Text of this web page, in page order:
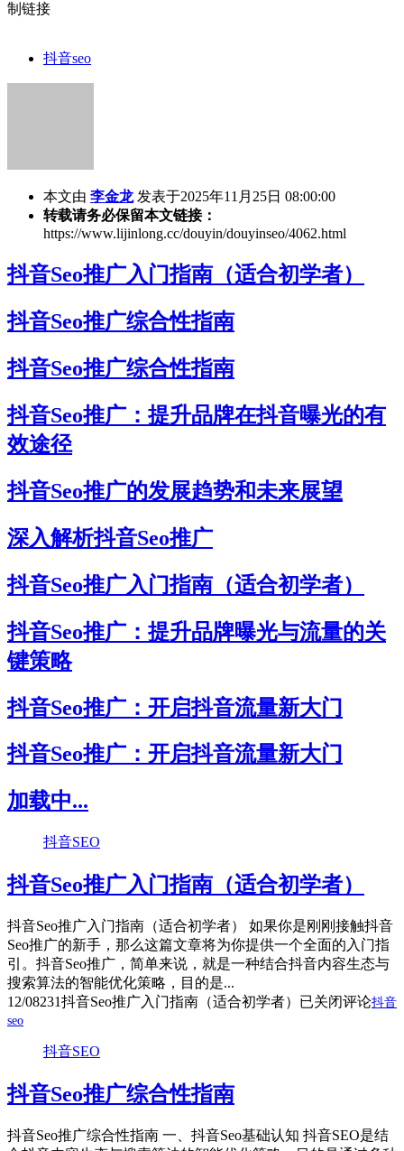
制链接
抖音seo
本文由 李金龙 发表于2025年11月25日 08:00:00
转载请务必保留本文链接：
https://www.lijinlong.cc/douyin/douyinseo/4062.html
抖音Seo推广入门指南（适合初学者）
抖音Seo推广综合性指南
抖音Seo推广综合性指南
抖音Seo推广：提升品牌在抖音曝光的有
效途径
抖音Seo推广的发展趋势和未来展望
深入解析抖音Seo推广
抖音Seo推广入门指南（适合初学者）
抖音Seo推广：提升品牌曝光与流量的关
键策略
抖音Seo推广：开启抖音流量新大门
抖音Seo推广：开启抖音流量新大门
加载中...
抖音SEO
抖音Seo推广入门指南（适合初学者）
抖音Seo推广入门指南（适合初学者） 如果你是刚刚接触抖音
Seo推广的新手，那么这篇文章将为你提供一个全面的入门指
引。抖音Seo推广，简单来说，就是一种结合抖音内容生态与
搜索算法的智能优化策略，目的是...
12/08231抖音Seo推广入门指南（适合初学者） 已关闭评论抖音
seo
抖音SEO
抖音Seo推广综合性指南
抖音Seo推广综合性指南 一、抖音Seo基础认知 抖音SEO是结